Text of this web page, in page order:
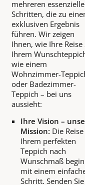
mehreren
Schritten, die zu
exklusiven Ergebnis
führen. Wir zeigen
Ihnen, wie Ihre Reise
Ihrem
wie einem
Wohnzimmer-
oder Badezimmer-
Teppich – bei uns
aussieht:
Ihre Vision –
Mission: Die
Ihrem perfekten
Teppich nach
Wunschmaß
mit einem
Schritt. Senden Sie